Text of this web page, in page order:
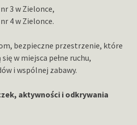
3 w Zielonce,
4 w Zielonce.
bezpieczne przestrzenie, które
w miejsca pełne ruchu,
i wspólnej zabawy.
aktywności i odkrywania